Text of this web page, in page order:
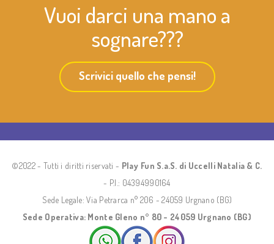
Vuoi darci una mano a
sognare???
Scrivici quello che pensi!
©2022 - Tutti i diritti riservati - Play Fun S.a.S. di Uccelli Natalia & C.
- P.I.: 04394990164
Sede Legale: Via Petrarca n° 206 - 24059 Urgnano (BG)
Sede Operativa: Monte Gleno n° 80 - 24059 Urgnano (BG)